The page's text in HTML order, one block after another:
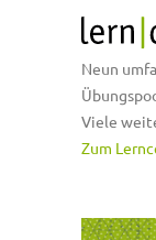
Neun
Viele
Zum